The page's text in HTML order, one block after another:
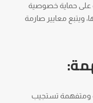
على حماية خصوصية
ويتبع معايير صارمة
ومتفهمة تستجيب